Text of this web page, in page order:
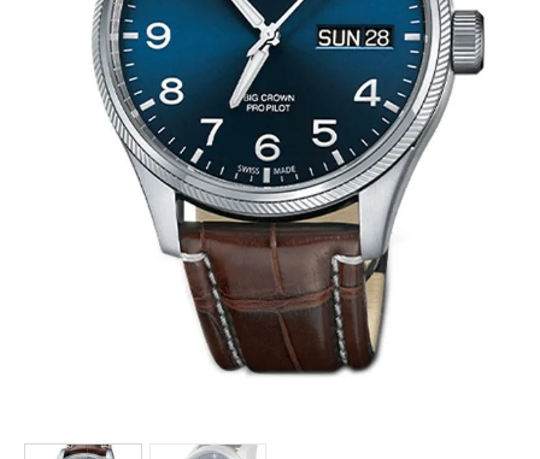
KONTAKT